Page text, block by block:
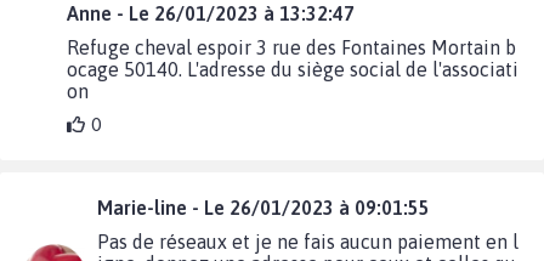
Anne - Le 26/01/2023 à 13:32:47
Refuge cheval espoir 3 rue des Fontaines Mortain b
ocage 50140. L'adresse du siège social de l'associati
on
0
Marie-line - Le 26/01/2023 à 09:01:55
Pas de réseaux et je ne fais aucun paiement en l